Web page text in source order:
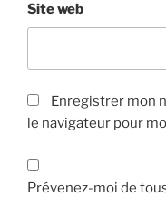
Site web
Enregistrer mon
le navigateur pour
Prévenez-moi de